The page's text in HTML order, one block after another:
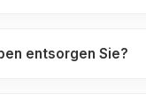
entsorgen Sie?